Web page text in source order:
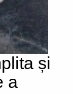
și
a